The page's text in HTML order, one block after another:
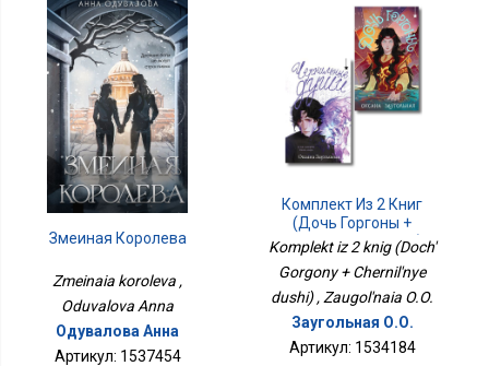
Змеиная Королева
Zmeinaia koroleva ,
Oduvalova Anna
Одувалова Анна
Артикул: 1537454
Комплект Из 2 Книг
(Дочь Горгоны +
Чернильные Души)
Komplekt iz 2 knig (Doch'
Gorgony + Chernil'nye
dushi) , Zaugol'naia O.O.
Заугольная О.О.
Артикул: 1534184